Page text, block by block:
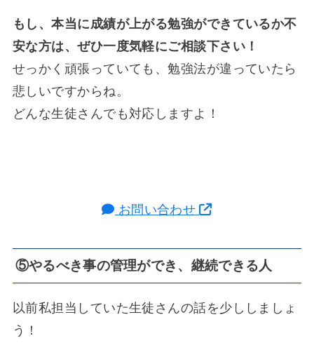
もし、本当に成績が上がる勉強ができているか不
安な方は、ぜひ一度気軽にご相談下さい！
せっかく頑張っていても、勉強法が違っていたら
悲しいですからね。
どんな生徒さんでも対応しますよ！
お問い合わせ
⑤やるべき事の管理ができ、継続できる人
以前私担当していた生徒さんの話を少ししましょ
う！